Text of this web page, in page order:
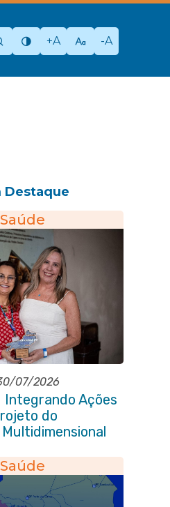
+A -A
Destaque
Saúde
07/2026
Integrando Ações
do
Saúde